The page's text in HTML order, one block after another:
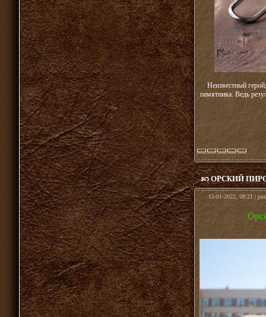
Неизвестный
памятника. Ведь
ОРСКИЙ
15-01-2022, 08:21 |